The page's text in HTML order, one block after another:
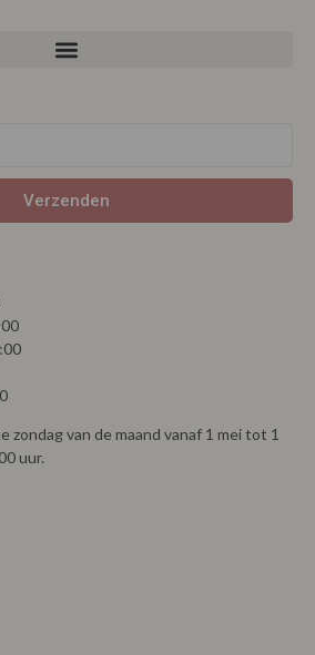
Verzenden
zondag van de maand vanaf 1 mei tot 1
uur.